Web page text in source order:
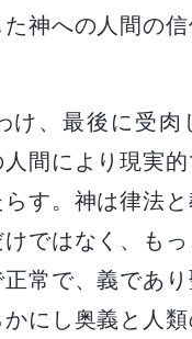
神への人間の
、最後に受肉
間により現実
す。神は律法
ではなく、も
常で、義であ
にし奥義と人